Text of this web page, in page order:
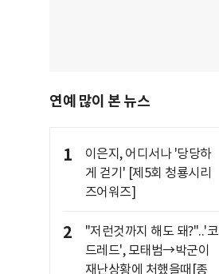
연예 많이 본 뉴스
1
이은지, 어디서나 '당당하
게 걷기' [제5회 청룡시리
즈어워즈]
2
"저런것까지 해도 돼?"..'코
드레드', 모태범→박군이
재난상황에 처했을때[종